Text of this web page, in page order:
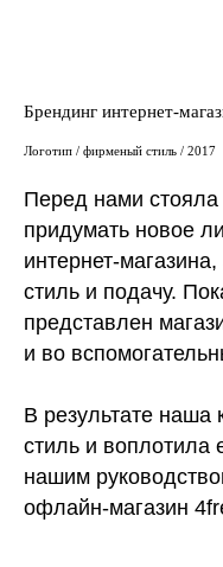
Брендинг интернет-
Логотип / фирменый стиль / 2017
Перед нами
придумать новое
интернет-
стиль и подачу.
представлен
и во
В результате
стиль и воплотила
нашим
офлайн-магазин